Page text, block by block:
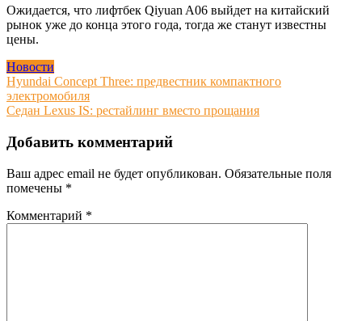
Ожидается, что лифтбек Qiyuan A06 выйдет на китайский
рынок уже до конца этого года, тогда же станут известны
цены.
Новости
Навигация
по
Hyundai Concept Three: предвестник компактного
электромобиля
Седан Lexus IS: рестайлинг вместо прощания
Добавить комментарий
Ваш адрес email не будет опубликован. Обязательные поля
помечены *
Комментарий *